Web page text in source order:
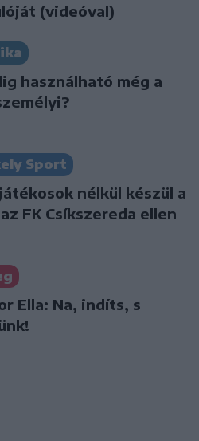
(videóval)
használható még a
Sport
nélkül készül a
FK Csíkszereda ellen
Ella: Na, indíts, s